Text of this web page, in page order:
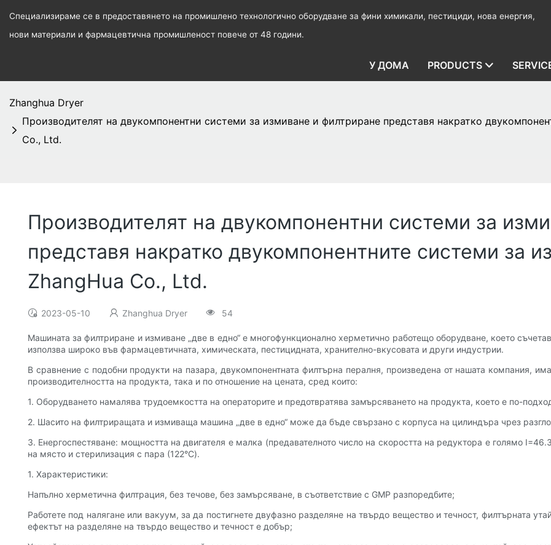
Специализираме се в предоставянето на промишлено технологично оборудване за фини химикали, пестициди, нова енергия,
нови материали и фармацевтична промишленост повече от 48 години.
У ДОМА PRODUCTS
Zhanghua Dryer
Производителят на двукомпонентни системи за измиване и филтриране представя накратко
Co., Ltd.
Производителят на двукомпонентни системи за
представя накратко двукомпонентните системи за
ZhangHua Co., Ltd.
2023-05-10 Zhanghua Dryer 54
Машината за филтриране и измиване „две в едно“ е многофункционално херметично работещо оборудване, което
използва широко във фармацевтичната, химическата, пестицидната, хранително-вкусовата и други индустрии.
В сравнение с подобни продукти на пазара, двукомпонентната филтърна пералня, произведена от нашата компания,
производителността на продукта, така и по отношение на цената, сред които:
1. Оборудването намалява трудоемкостта на операторите и предотвратява замърсяването на продукта, което е по-
2. Шасито на филтриращата и измиваща машина „две в едно“ може да бъде свързано с корпуса на цилиндъра чрез
3. Енергоспестяване: мощността на двигателя е малка (предавателното число на скоростта на редуктора е голямо
на място и стерилизация с пара (122°C).
1. Характеристики:
Напълно херметична филтрация, без течове, без замърсяване, в съответствие с GMP разпоредбите;
Работете под налягане или вакуум, за да постигнете двуфазно разделяне на твърдо вещество и течност, филтърната
ефектът на разделяне на твърдо вещество и течност е добър;